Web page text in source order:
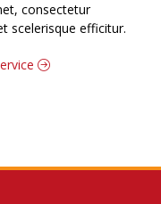
consectetur
scelerisque efficitur.